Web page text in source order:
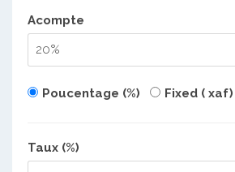
Acompte
Poucentage (%) Fixed ( xaf)
Taux (%)